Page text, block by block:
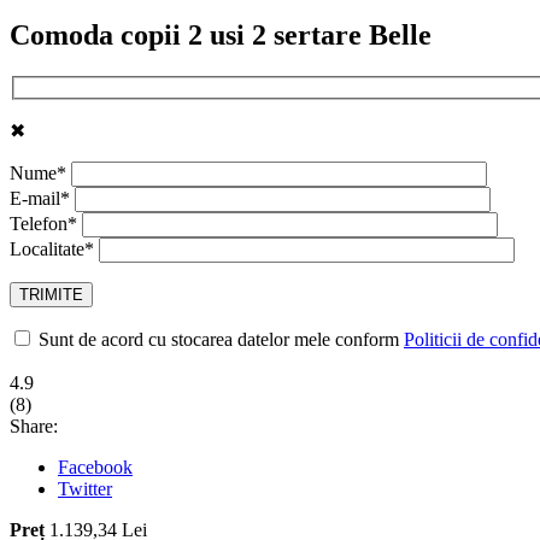
Comoda copii 2 usi 2 sertare Belle
✖
Nume*
E-mail*
Telefon*
Localitate*
Sunt de acord cu stocarea datelor mele conform Politicii de
4.9
(8)
Share:
Facebook
Twitter
Preț 1.139,34 Lei